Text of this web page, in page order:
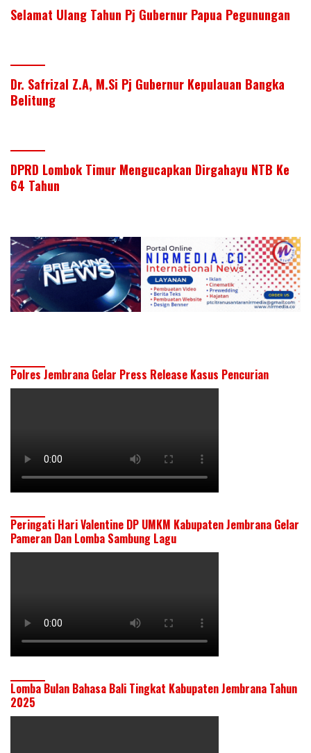
Selamat Ulang Tahun Pj Gubernur Papua Pegunungan
Dr. Safrizal Z.A, M.Si Pj Gubernur Kepulauan Bangka
Belitung
DPRD Lombok Timur Mengucapkan Dirgahayu NTB Ke
64 Tahun
Polres Jembrana Gelar Press Release Kasus Pencurian
Peringati Hari Valentine DP UMKM Kabupaten Jembrana Gelar
Pameran Dan Lomba Sambung Lagu
Lomba Bulan Bahasa Bali Tingkat Kabupaten Jembrana Tahun
2025